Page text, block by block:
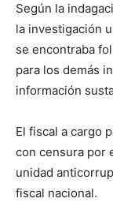
Según la
la investigación
se encontraba
para los demás
información
El fiscal a cargo
con censura por
unidad
fiscal nacional.